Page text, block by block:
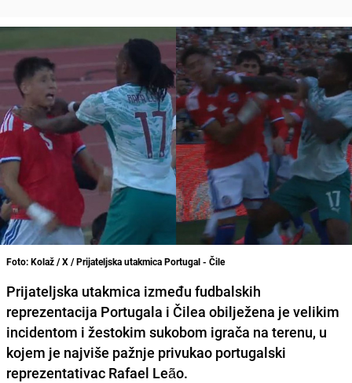
Foto: Kolaž / X / Prijateljska utakmica Portugal - Čile
Prijateljska utakmica između fudbalskih
reprezentacija Portugala i Čilea obilježena je velikim
incidentom i žestokim sukobom igrača na terenu, u
kojem je najviše pažnje privukao portugalski
reprezentativac Rafael Leão.